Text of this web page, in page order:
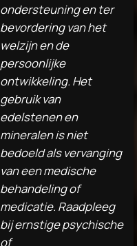
ondersteuning en ter
bevordering van het
welzijn en de
persoonlijke
ontwikkeling. Het
gebruik van
edelstenen en
mineralen is niet
bedoeld als vervanging
van een medische
behandeling of
medicatie. Raadpleeg
bij ernstige psychische
of